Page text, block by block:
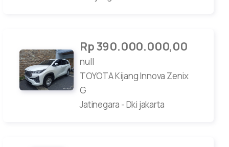
Rp 390.000.000,00
null
TOYOTAKijang Innova Zenix
G
Jatinegara -Dki jakarta